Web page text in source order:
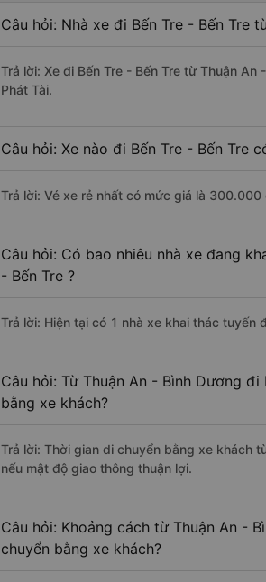
Câu hỏi: Nhà xe đi Bến Tre - Bến Tre
Trả lời: Xe đi Bến Tre - Bến Tre từ Thuận
Phát Tài.
Câu hỏi: Xe nào đi Bến Tre - Bến Tre
Trả lời: Vé xe rẻ nhất có mức giá là 300.000
Câu hỏi: Có bao nhiêu nhà xe đang
- Bến Tre ?
Trả lời: Hiện tại có 1 nhà xe khai thác tuyến
Câu hỏi: Từ Thuận An - Bình Dương
bằng xe khách?
Trả lời: Thời gian di chuyển bằng xe khách
nếu mật độ giao thông thuận lợi.
Câu hỏi: Khoảng cách từ Thuận An -
chuyển bằng xe khách?